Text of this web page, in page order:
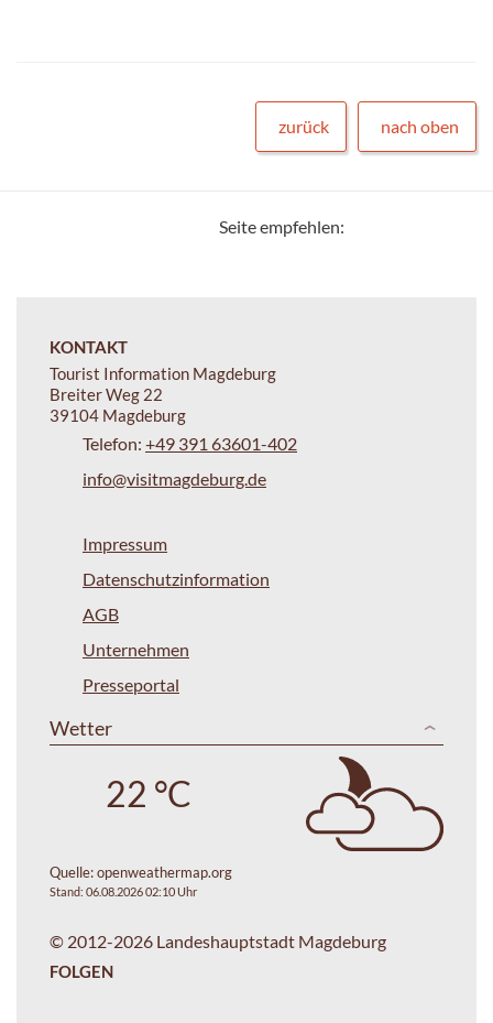
zurück nach oben
Seite empfehlen:
KONTAKT
Tourist Information Magdeburg
Breiter Weg 22
39104 Magdeburg
Telefon: +49 391 63601-402
info@visitmagdeburg.de
Impressum
Datenschutzinformation
AGB
Unternehmen
Presseportal
Wetter
22 °C
Quelle:openweathermap.org
Stand: 06.08.2026 02:10 Uhr
© 2012-2026 Landeshauptstadt Magdeburg
FOLGEN